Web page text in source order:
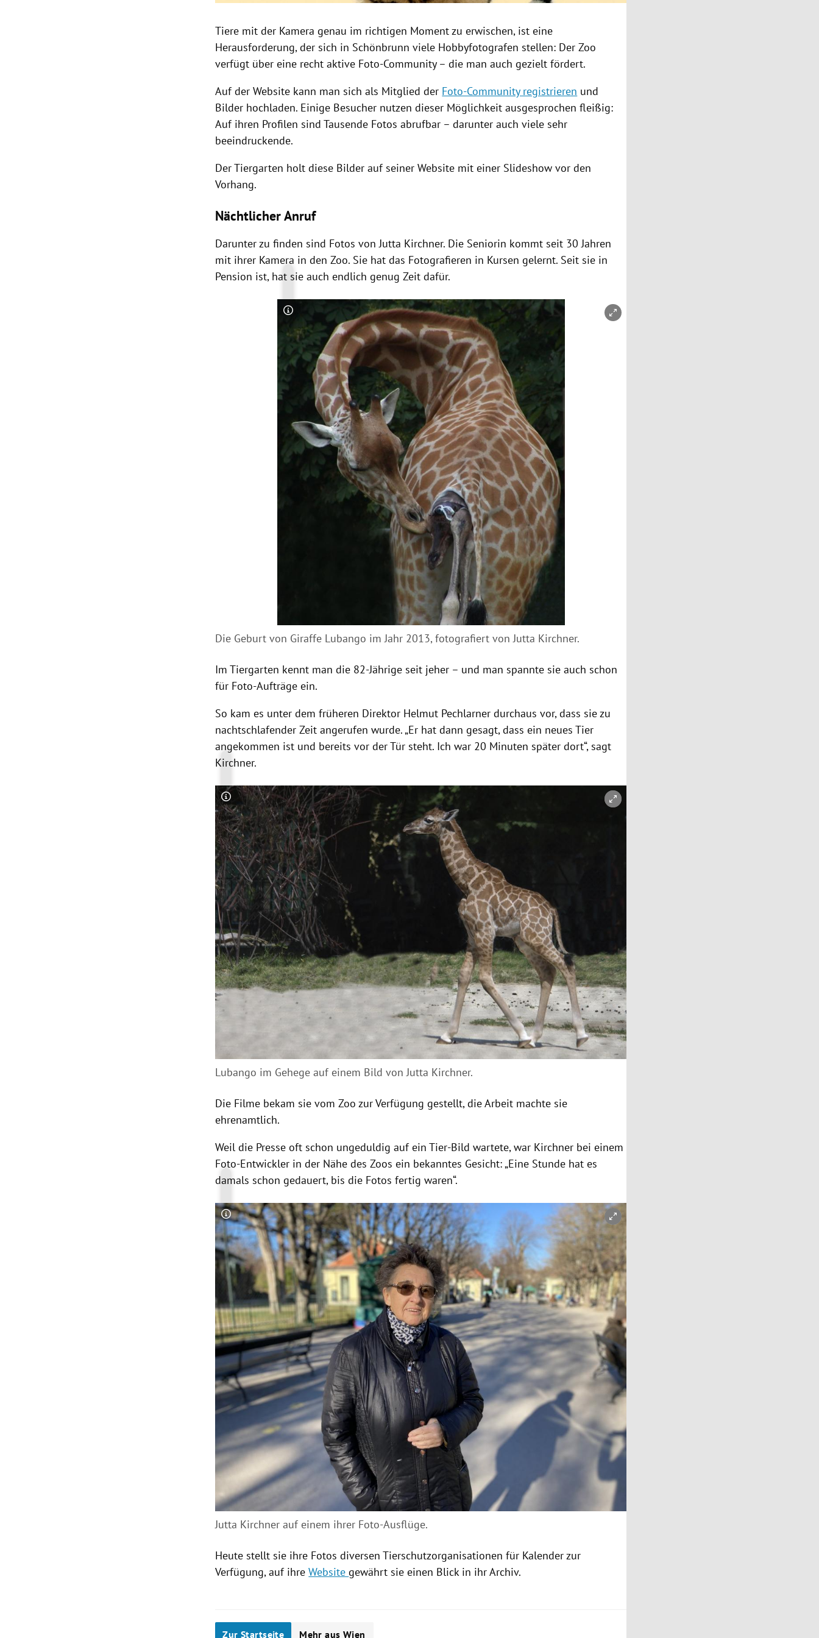
Tiere mit der Kamera genau im richtigen Moment zu erwischen, ist eine
Herausforderung, der sich in Schönbrunn viele Hobbyfotografen stellen: Der Zoo
verfügt über eine recht aktive Foto-Community – die man auch gezielt fördert.
Auf der Website kann man sich als Mitglied der Foto-Community registrieren und
Bilder hochladen. Einige Besucher nutzen dieser Möglichkeit ausgesprochen fleißig:
Auf ihren Profilen sind Tausende Fotos abrufbar – darunter auch viele sehr
beeindruckende.
Der Tiergarten holt diese Bilder auf seiner Website mit einer Slideshow vor den
Vorhang.
Nächtlicher Anruf
Darunter zu finden sind Fotos von Jutta Kirchner. Die Seniorin kommt seit 30 Jahren
mit ihrer Kamera in den Zoo. Sie hat das Fotografieren in Kursen gelernt. Seit sie in
Pension ist, hat sie auch endlich genug Zeit dafür.
Copyright-Hinweis öffnen/schließen
Die Geburt von Giraffe Lubango im Jahr 2013, fotografiert von Jutta Kirchner.
Im Tiergarten kennt man die 82-Jährige seit jeher – und man spannte sie auch schon
für Foto-Aufträge ein.
So kam es unter dem früheren Direktor Helmut Pechlarner durchaus vor, dass sie zu
nachtschlafender Zeit angerufen wurde. „Er hat dann gesagt, dass ein neues Tier
angekommen ist und bereits vor der Tür steht. Ich war 20 Minuten später dort“, sagt
Kirchner.
Copyright-Hinweis öffnen/schließen
Lubango im Gehege auf einem Bild von Jutta Kirchner.
Die Filme bekam sie vom Zoo zur Verfügung gestellt, die Arbeit machte sie
ehrenamtlich.
Weil die Presse oft schon ungeduldig auf ein Tier-Bild wartete, war Kirchner bei einem
Foto-Entwickler in der Nähe des Zoos ein bekanntes Gesicht: „Eine Stunde hat es
damals schon gedauert, bis die Fotos fertig waren“.
Copyright-Hinweis öffnen/schließen
Jutta Kirchner auf einem ihrer Foto-Ausflüge.
Heute stellt sie ihre Fotos diversen Tierschutzorganisationen für Kalender zur
Verfügung, auf ihreWebsitegewährt sie einen Blick in ihr Archiv.
Zur Startseite Mehr aus Wien